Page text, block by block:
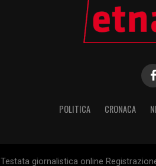
POLITICA CRONACA
Testata giornalistica online